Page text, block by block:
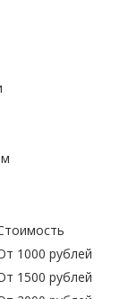
1000 рублей
1500 рублей